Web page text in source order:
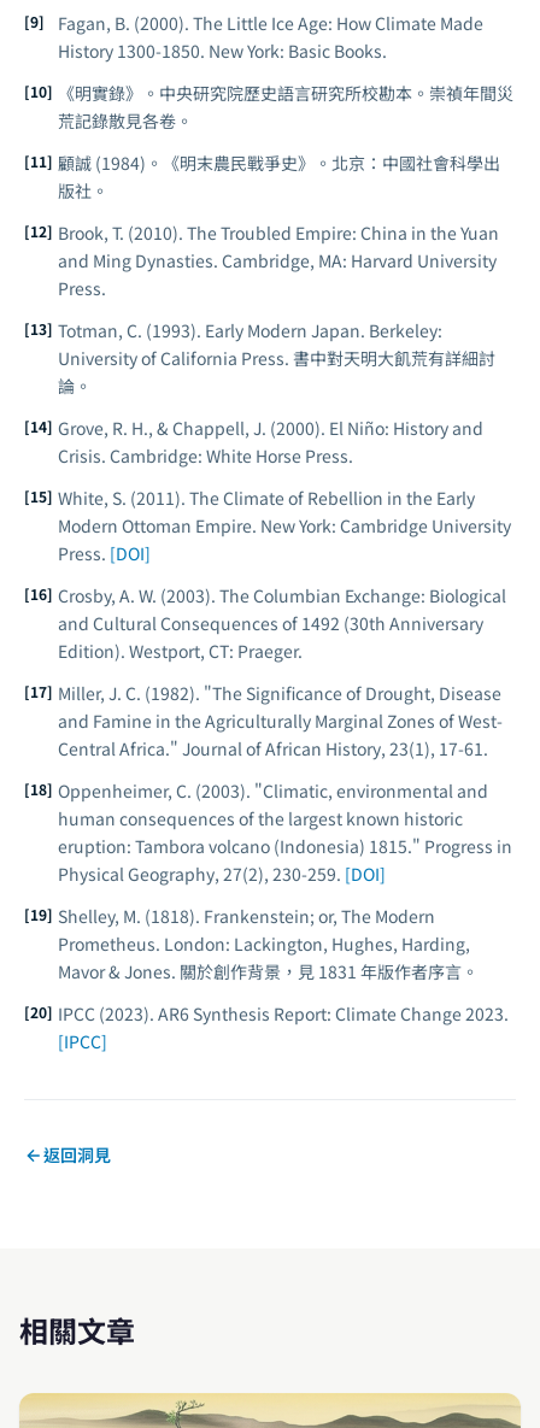
Fagan, B. (2000). The Little Ice Age: How Climate Made
History 1300-1850. New York: Basic Books.
《明實錄》。中央研究院歷史語言研究所校勘本。崇禎年間災
荒記錄散見各卷。
顧誠 (1984)。《明末農民戰爭史》。北京：中國社會科學出
版社。
Brook, T. (2010). The Troubled Empire: China in the Yuan
and Ming Dynasties. Cambridge, MA: Harvard University
Press.
Totman, C. (1993). Early Modern Japan. Berkeley:
University of California Press. 書中對天明大飢荒有詳細討
論。
Grove, R. H., & Chappell, J. (2000). El Niño: History and
Crisis. Cambridge: White Horse Press.
White, S. (2011). The Climate of Rebellion in the Early
Modern Ottoman Empire. New York: Cambridge University
Press. [DOI]
Crosby, A. W. (2003). The Columbian Exchange: Biological
and Cultural Consequences of 1492 (30th Anniversary
Edition). Westport, CT: Praeger.
Miller, J. C. (1982). "The Significance of Drought, Disease
and Famine in the Agriculturally Marginal Zones of West-
Central Africa." Journal of African History, 23(1), 17-61.
Oppenheimer, C. (2003). "Climatic, environmental and
human consequences of the largest known historic
eruption: Tambora volcano (Indonesia) 1815." Progress in
Physical Geography, 27(2), 230-259. [DOI]
Shelley, M. (1818). Frankenstein; or, The Modern
Prometheus. London: Lackington, Hughes, Harding,
Mavor & Jones. 關於創作背景，見 1831 年版作者序言。
IPCC (2023). AR6 Synthesis Report: Climate Change 2023.
[IPCC]
返回洞見
相關文章